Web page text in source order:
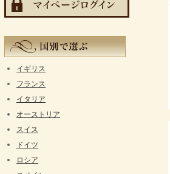
イギリス
フランス
イタリア
オーストリア
スイス
ドイツ
ロシア